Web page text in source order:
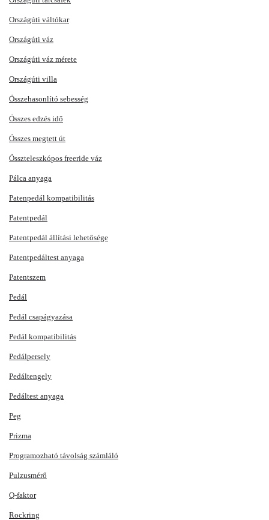
Országúti váltókar
Országúti váz
Országúti váz mérete
Országúti villa
Összehasonlító sebesség
Összes edzés idő
Összes megtett út
Összteleszkópos freeride váz
Pálca anyaga
Patenpedál kompatibilitás
Patentpedál
Patentpedál állítási lehetősége
Patentpedáltest anyaga
Patentszem
Pedál
Pedál csapágyazása
Pedál kompatibilitás
Pedálpersely
Pedáltengely
Pedáltest anyaga
Peg
Prizma
Programozható távolság számláló
Pulzusmérő
Q-faktor
Rockring